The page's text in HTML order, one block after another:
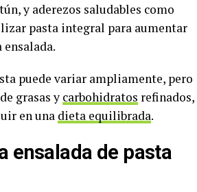
y aderezos saludables como
pasta integral para aumentar
puede variar ampliamente, pero
grasas y carbohidratos refinados,
en una dieta equilibrada.
ensalada de pasta